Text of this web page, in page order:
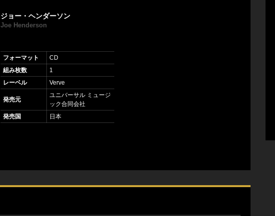
ジョー・ヘンダーソン
Joe Henderson
フォーマット
CD
組み枚数
1
レーベル
Verve
発売元
ユニバーサル ミュージ
ック合同会社
発売国
日本